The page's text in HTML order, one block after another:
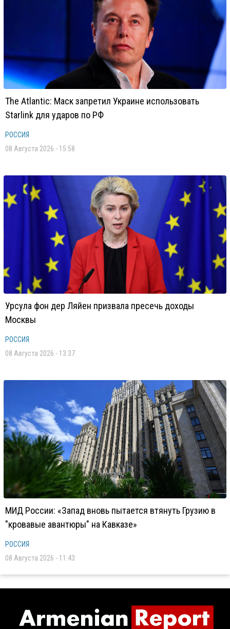
The Atlantic: Маск запретил Украине использовать
Starlink для ударов по РФ
РОССИЯ
08 Августа 2026 - 15:58
Урсула фон дер Ляйен призвала пресечь доходы
Москвы
РОССИЯ
08 Августа 2026 - 13:37
МИД России: «Запад вновь пытается втянуть Грузию в
"кровавые авантюры" на Кавказе»
РОССИЯ
08 Августа 2026 - 11:43